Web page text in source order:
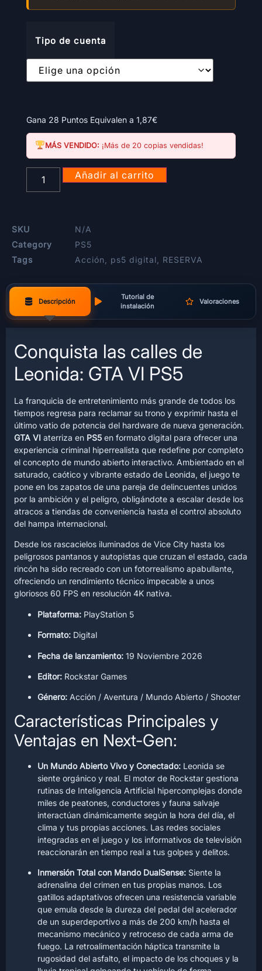
Tipo de cuenta
Gana 28 Puntos Equivalen a 1,87€
MÁS VENDIDO: ¡Más de 20 copias vendidas!
Añadir al carrito
SKU
N/A
Category
PS5
Tags
Acción ps5 digital RESERVA
Descripción
Tutorial de
instalación
Valoraciones
Conquista las calles de
Leonida: GTA VI PS5
La franquicia de entretenimiento más grande de todos los
tiempos regresa para reclamar su trono y exprimir hasta el
último vatio de potencia del hardware de nueva generación.
GTA VI aterriza en PS5 en formato digital para ofrecer una
experiencia criminal hiperrealista que redefine por completo
el concepto de mundo abierto interactivo. Ambientado en el
saturado, caótico y vibrante estado de Leonida, el juego te
pone en los zapatos de una pareja de delincuentes unidos
por la ambición y el peligro, obligándote a escalar desde los
atracos a tiendas de conveniencia hasta el control absoluto
del hampa internacional.
Desde los rascacielos iluminados de Vice City hasta los
peligrosos pantanos y autopistas que cruzan el estado, cada
rincón ha sido recreado con un fotorrealismo apabullante,
ofreciendo un rendimiento técnico impecable a unos
gloriosos 60 FPS en resolución 4K nativa.
Plataforma: PlayStation 5
Formato: Digital
Fecha de lanzamiento: 19 Noviembre 2026
Editor: Rockstar Games
Género: Acción / Aventura / Mundo Abierto / Shooter
Características Principales y
Ventajas en Next-Gen:
Un Mundo Abierto Vivo y Conectado: Leonida se
siente orgánico y real. El motor de Rockstar gestiona
rutinas de Inteligencia Artificial hipercomplejas donde
miles de peatones, conductores y fauna salvaje
interactúan dinámicamente según la hora del día, el
clima y tus propias acciones. Las redes sociales
integradas en el juego y los informativos de televisión
reaccionarán en tiempo real a tus golpes y delitos.
Inmersión Total con Mando DualSense: Siente la
adrenalina del crimen en tus propias manos. Los
gatillos adaptativos ofrecen una resistencia variable
que emula desde la dureza del pedal del acelerador
de un superdeportivo a más de 200 km/h hasta el
mecanismo mecánico y retroceso de cada arma de
fuego. La retroalimentación háptica transmite la
rugosidad del asfalto, el impacto de los choques y la